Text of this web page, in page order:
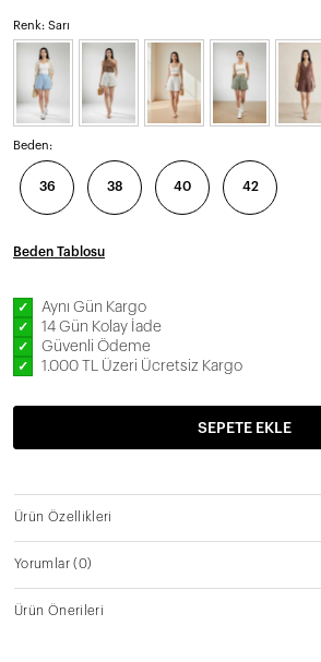
Renk: Sarı
Beden:
36 38 40 42
Beden Tablosu
SEPETE EKLE
✓ Aynı Gün Kargo
✓ 14 Gün Kolay İade
✓ Güvenli Ödeme
✓ 1.000 TL Üzeri Ücretsiz Kargo
Ürün Özellikleri
Yorumlar(0)
Ürün Önerileri